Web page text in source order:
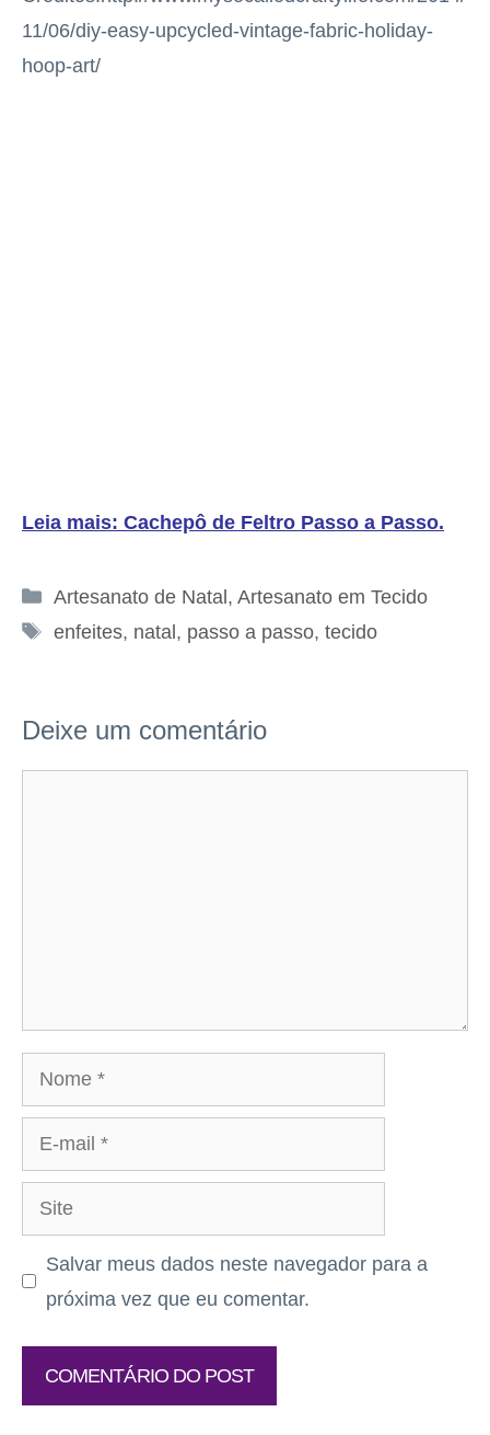
11/06/diy-easy-upcycled-vintage-fabric-holiday-
hoop-art/
Leia mais: Cachepô de Feltro Passo a Passo.
Categorias
Artesanato de Natal, Artesanato em Tecido
Tags
enfeites, natal, passo a passo, tecido
Deixe um comentário
Nome
mail
Site
Salvar meus dados neste navegador para a
próxima vez que eu comentar.